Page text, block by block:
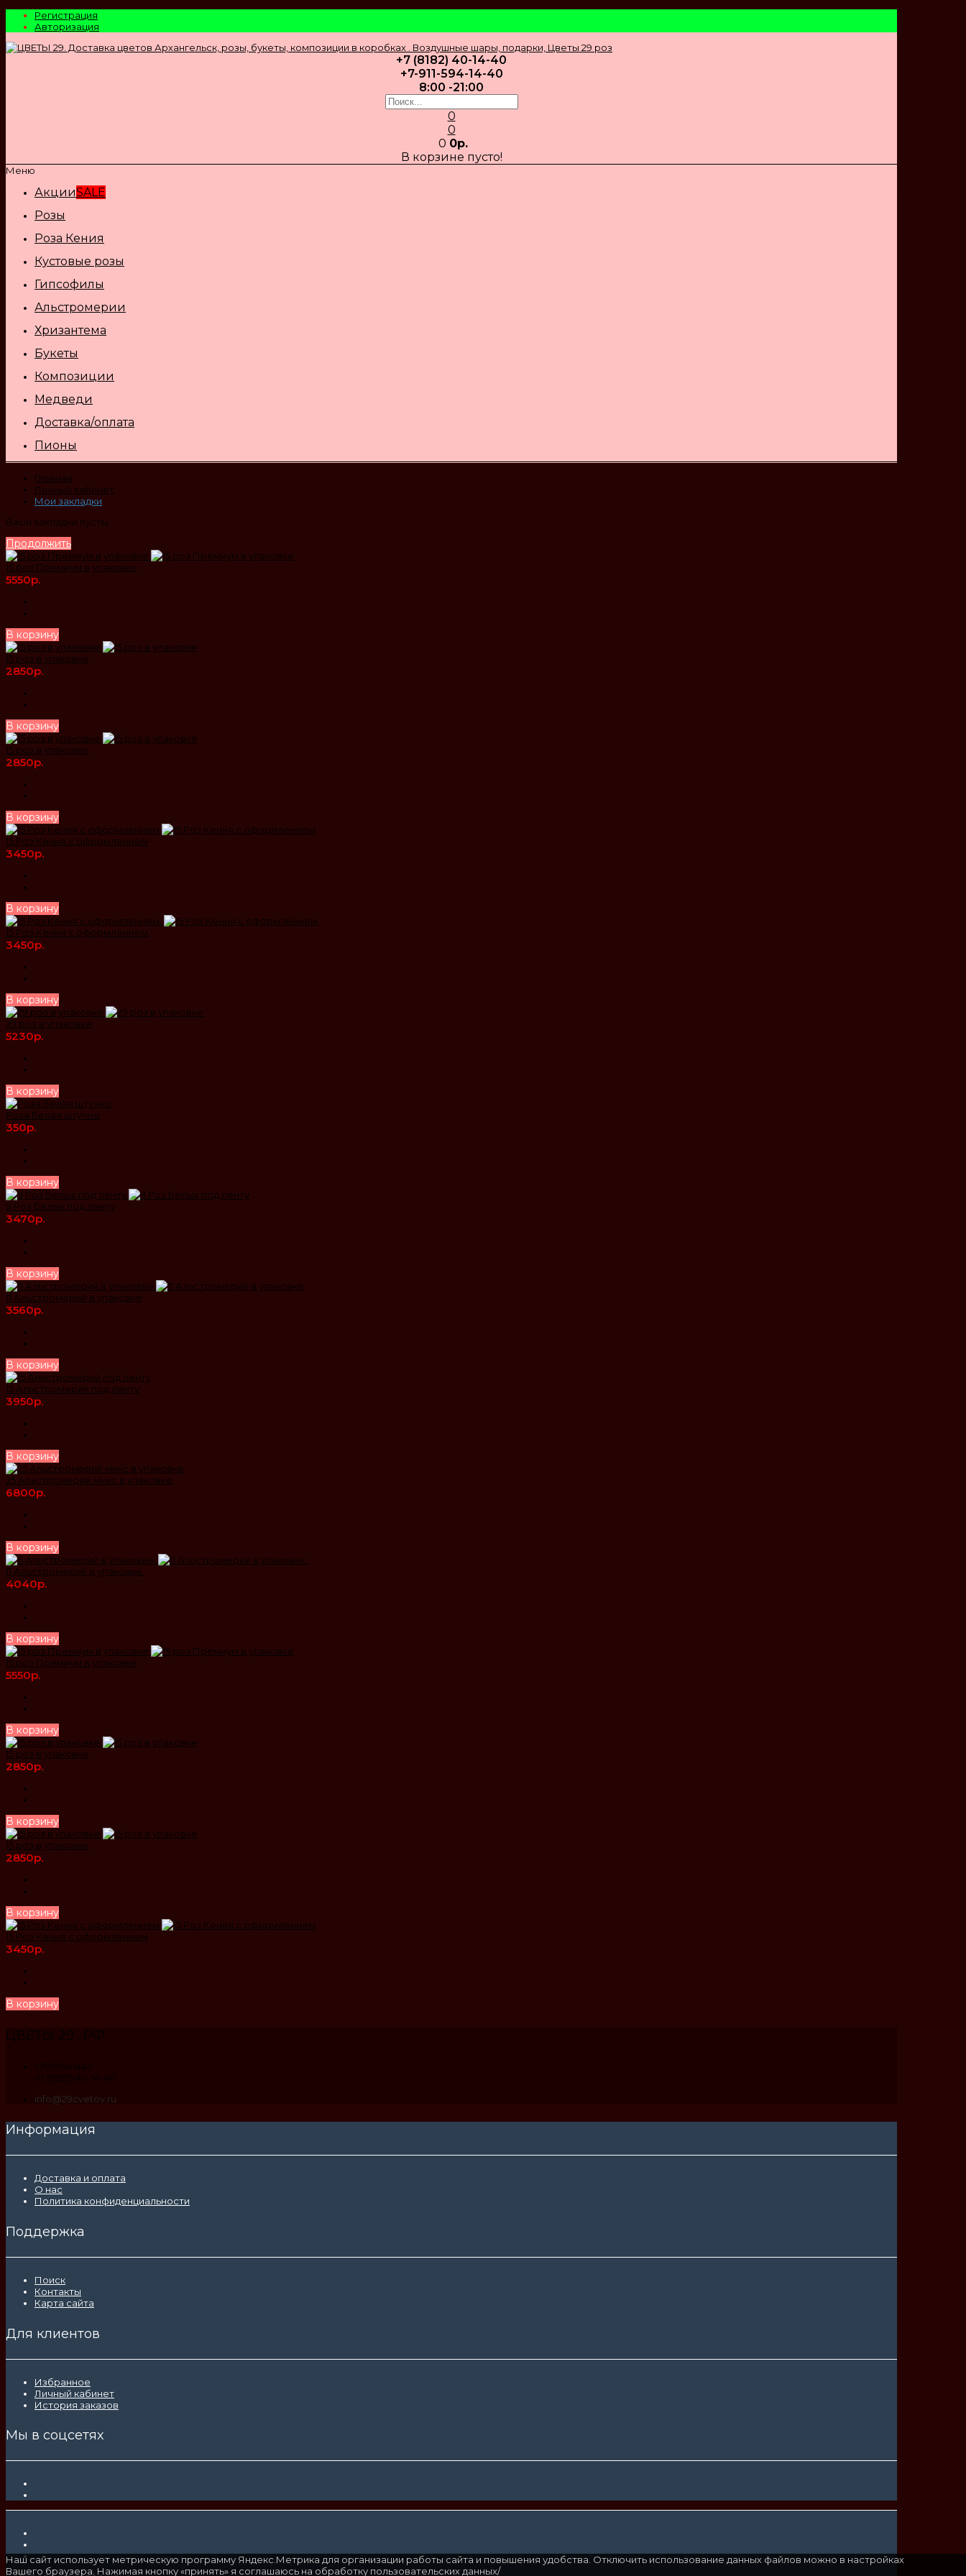
Наш сайт использует метрическую программу Яндекс.Метрика для организации работы сайта и повышения удобства. Отключить использование данных файлов можно в настройках
Вашего браузера. Нажимая кнопку «принять» я соглашаюсь на обработку пользовательских данных/
Регистрация
Авторизация
+7 (8182) 40-14-40
+7-911-594-14-40
8:00 -21:00
0
0
0 0р.
В корзине пусто!
Меню
АкцииSALE
Розы
Роза Кения
Кустовые розы
Гипсофилы
Альстромерии
Хризантема
Букеты
Композиции
Медведи
Доставка/оплата
Пионы
Главная
Личный кабинет
Мои закладки
Ваши закладки пусты
Продолжить
15 роз Премиум в упаковке
5550р.
В корзину
15 роз в упаковке
2850р.
В корзину
15 роз в упаковке
2850р.
В корзину
15 Роз Кения с оформлением
3450р.
В корзину
15 Роз Кения с оформлением.
3450р.
В корзину
29 роз в упаковке
5230р.
В корзину
Роза Белая штучно
350р.
В корзину
9 Роз Белых под ленту
3470р.
В корзину
11 Альстромерий в упаковке
3560р.
В корзину
15 Альстромерий под ленту
3950р.
В корзину
25 Альстромерий микс в упаковке
6800р.
В корзину
11 Альстромерий в упаковке.
4040р.
В корзину
15 роз Премиум в упаковке
5550р.
В корзину
15 роз в упаковке
2850р.
В корзину
15 роз в упаковке
2850р.
В корзину
15 Роз Кения с оформлением
3450р.
В корзину
ЦВЕТЫ 29 . РФ
+79115941440
+7 (8182) 40-14-40
info@29cvetov.ru
Информация
Доставка и оплата
О нас
Политика конфиденциальности
Поддержка
Поиск
Контакты
Карта сайта
Для клиентов
Избранное
Личный кабинет
История заказов
Мы в соцсетях